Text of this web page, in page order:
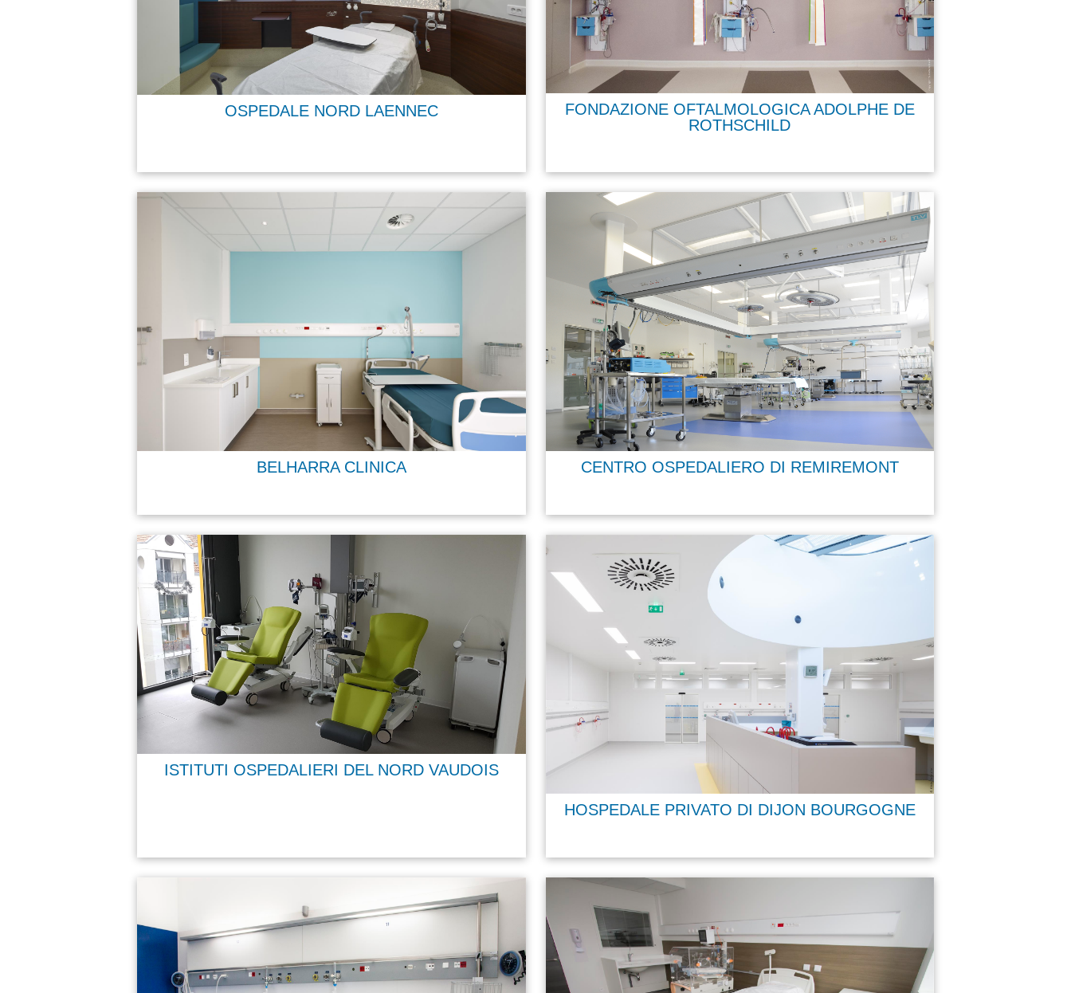
OSPEDALE NORD LAENNEC
FONDAZIONE OFTALMOLOGICA ADOLPHE DE
ROTHSCHILD
BELHARRA CLINICA CENTRO OSPEDALIERO DI REMIREMONT
ISTITUTI OSPEDALIERI DEL NORD VAUDOIS
HOSPEDALE PRIVATO DI DIJON BOURGOGNE